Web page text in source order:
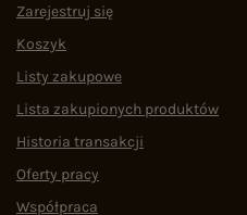
Zarejestruj się
Koszyk
Listy zakupowe
Lista zakupionych produktów
Historia transakcji
Oferty pracy
Współpraca